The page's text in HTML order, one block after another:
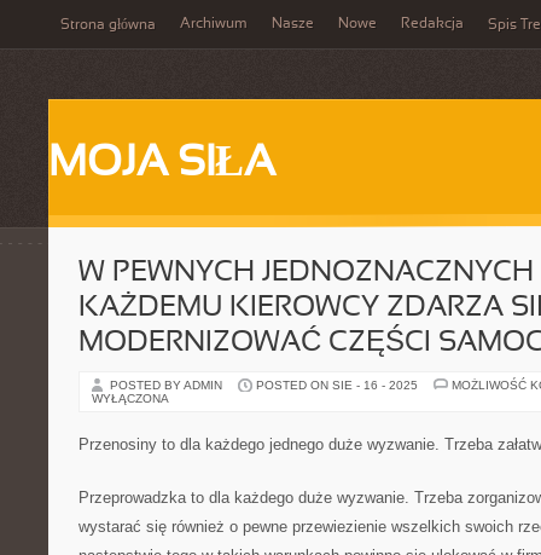
Strona główna Archiwum Nasze Nowe Redakcja Spis
MOJA SIŁA
W PEWNYCH
KAŻDEMU KIEROWCY ZDARZA
MODERNIZOWAĆ CZĘŚCI
POSTED BY ADMIN POSTED ON SIE - 16 - 2025
MOŻLIWOŚĆ
WYŁĄCZONA
Przenosiny to dla każdego jednego duże wyzwanie. Trzeba
Przeprowadzka to dla każdego duże wyzwanie. Trzeba
wystarać się również o pewne przewiezienie wszelkich swoich